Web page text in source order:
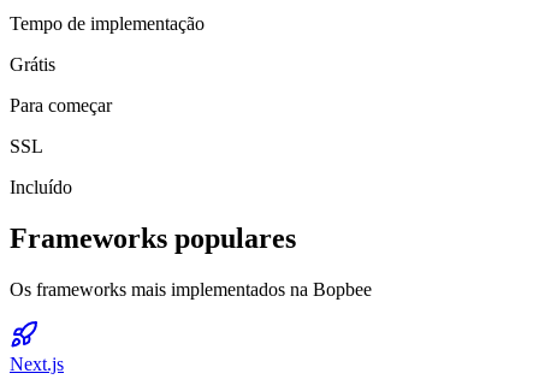
Tempo de implementação
Grátis
Para começar
SSL
Incluído
Frameworks populares
Os frameworks mais implementados na Bopbee
Next.js